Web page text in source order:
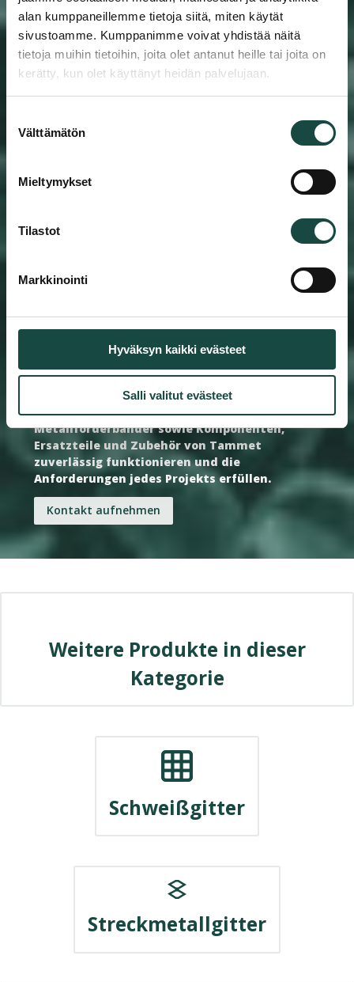
alan kumppaneillemme tietoja siitä, miten käytät
sivustoamme. Kumppanimme voivat yhdistää näitä
tietoja muihin tietoihin, joita olet antanut heille tai joita on
kerätty, kun olet käyttänyt heidän palvelujaan.
valinta
Välttämätön
Mieltymykset
Tilastot
Markkinointi
Hyväksyn kaikki evästeet
Salli valitut evästeet
Besonderes Know-how und Branchenexpertise
Ersatzteile und
Zubehör
den Anforderungen der Kunden entsprechen,
einschließlich eines breiten Sortiments an
Damit stellen wir sicher, dass die
Schweißgitter, Streckmetallgitter,
Plattformroste und Treppenstufen,
Metallförderbänder sowie Komponenten,
Ersatzteile und Zubehör von Tammet
zuverlässig funktionieren und die
Anforderungen jedes Projekts erfüllen.
Kontakt aufnehmen
Weitere Produkte in dieser
Kategorie
Schweißgitter
Streckmetallgitter